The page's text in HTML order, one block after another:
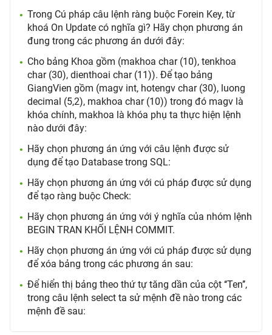
Trong Cú pháp câu lệnh ràng buộc Forein Key, từ
khoá On Update có nghĩa gì? Hãy chọn phương án
đung trong các phương án dưới đây:
Cho bảng Khoa gồm (makhoa char (10), tenkhoa
char (30), dienthoai char (11)). Để tạo bảng
GiangVien gồm (magv int, hotengv char (30), luong
decimal (5,2), makhoa char (10)) trong đó magv là
khóa chính, makhoa là khóa phụ ta thực hiện lệnh
nào dưới đây:
Hãy chọn phương án ứng với câu lệnh được sử
dụng để tạo Database trong SQL:
Hãy chọn phương án ứng với cú pháp được sử dụng
để tạo ràng buộc Check:
Hãy chọn phương án ứng với ý nghĩa của nhóm lệnh
BEGIN TRAN KHỐI LỆNH COMMIT.
Hãy chọn phương án ứng với cú pháp được sử dụng
để xóa bảng trong các phương án sau:
Để hiển thị bảng theo thứ tự tăng dần của cột ‘‘Ten’’,
trong câu lệnh select ta sử mệnh đề nào trong các
mệnh đề sau: